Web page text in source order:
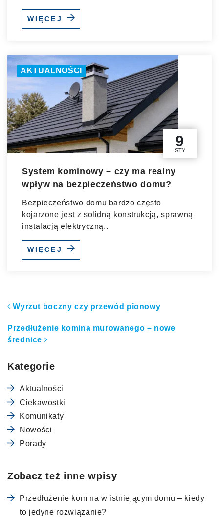
WIĘCEJ
AKTUALNOŚCI
9
STY
System kominowy – czy ma realny
wpływ na bezpieczeństwo domu?
Bezpieczeństwo domu bardzo często
kojarzone jest z solidną konstrukcją, sprawną
instalacją elektryczną...
WIĘCEJ
Nawigacja po artykułach
Wyrzut boczny czy przewód pionowy
Przedłużenie komina murowanego – nowe
średnice
Kategorie
Aktualności
Ciekawostki
Komunikaty
Nowości
Porady
Zobacz też inne wpisy
Przedłużenie komina w istniejącym domu – kiedy
to jedyne rozwiązanie?